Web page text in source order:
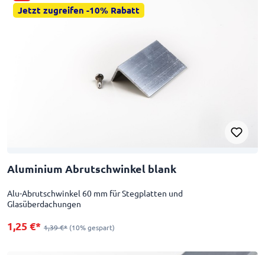
Jetzt zugreifen -10% Rabatt
Aluminium Abrutschwinkel blank
Alu-Abrutschwinkel 60 mm für Stegplatten und
Glasüberdachungen
1,25 €* 1,39 €* (10% gespart)